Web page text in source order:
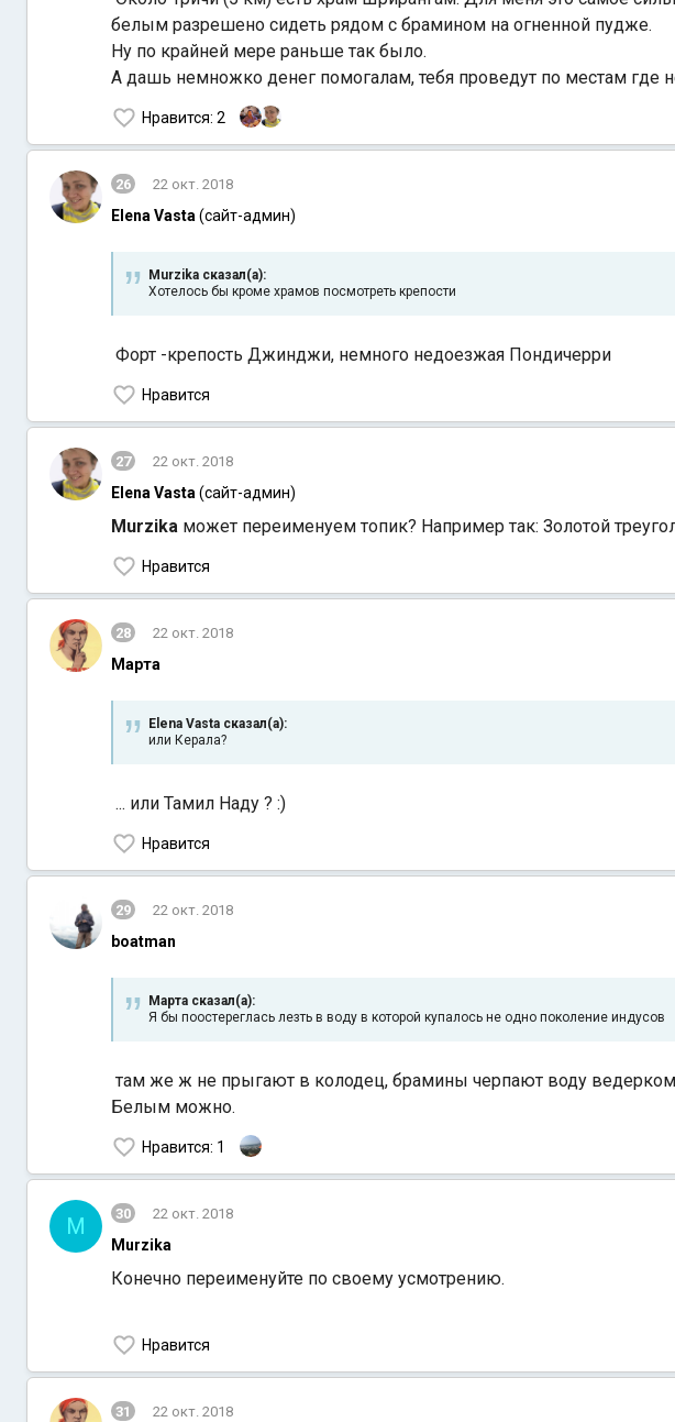
белым разрешено сидеть рядом с брамином на огненной пудже.
Ну по крайней мере раньше так было.
А дашь немножко денег помогалам, тебя проведут по местам где
Нравится: 2
26 22 окт. 2018
Elena Vasta (сайт-админ)
Murzika сказал(а):
Хотелось бы кроме храмов посмотреть крепости
Форт -крепость Джинджи, немного недоезжая Пондичерри
Нравится
27 22 окт. 2018
Elena Vasta (сайт-админ)
Murzika может переименуем топик? Например так: Золотой
Нравится
28 22 окт. 2018
Марта
Elena Vasta сказал(а):
или Керала?
... или Тамил Наду ? :)
Нравится
29 22 окт. 2018
boatman
Марта сказал(а):
Я бы поостереглась лезть в воду в которой купалось не одно поколение индусов
там же ж не прыгают в колодец, брамины черпают воду
Белым можно.
Нравится: 1
M 30 22 окт. 2018
Murzika
Конечно переименуйте по своему усмотрению.
Нравится
31 22 окт. 2018